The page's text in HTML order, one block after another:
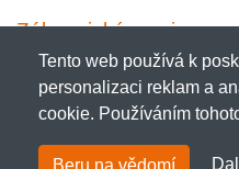
Zákaznický servis
Novinky emailem
Copyright © 2007-2026 (19
Tento web používá k
personalizaci reklam a
cookie. Používáním
Beru na vědomí